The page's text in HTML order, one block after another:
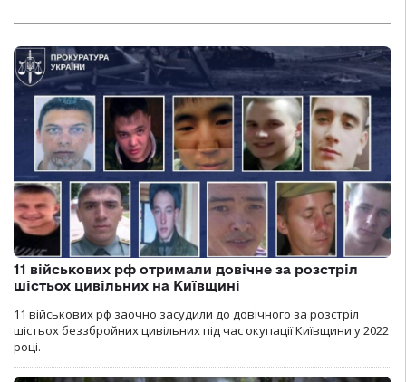
11 військових рф отримали довічне за розстріл
шістьох цивільних на Київщині
11 військових рф заочно засудили до довічного за розстріл
шістьох беззбройних цивільних під час окупації Київщини у 2022
році.